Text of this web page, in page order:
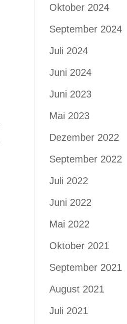
Oktober 2024
September 2024
Juli 2024
Juni 2024
Juni 2023
Mai 2023
Dezember 2022
September 2022
Juli 2022
Juni 2022
Mai 2022
Oktober 2021
September 2021
August 2021
Juli 2021